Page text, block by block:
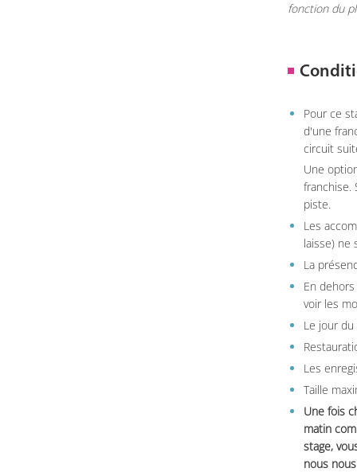
fonction du
Pour ce
d'une
circuit
Une
franchise.
piste.
Les
laisse) ne
La
En
voir les
Le jour
Les
Taille
Une fois
matin
stage,
nous